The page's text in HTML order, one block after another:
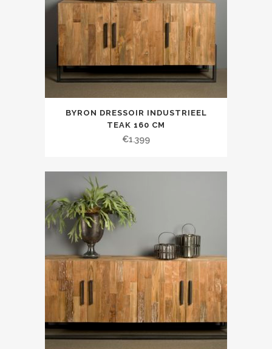
BYRON DRESSOIR INDUSTRIEEL
TEAK 160 CM
€1.399